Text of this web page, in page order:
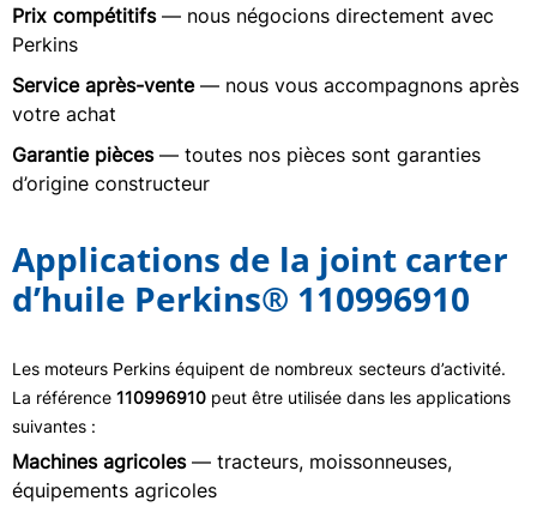
Prix compétitifs— nous négocions directement avec
Perkins
Service après-vente— nous vous accompagnons après
votre achat
Garantie pièces— toutes nos pièces sont garanties
d’origine constructeur
Applications de la joint carter
d’huile Perkins® 110996910
Les moteurs Perkins équipent de nombreux secteurs d’activité.
La référence 110996910 peut être utilisée dans les applications
suivantes :
Machines agricoles— tracteurs, moissonneuses,
équipements agricoles